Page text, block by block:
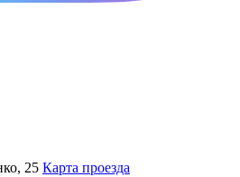
25 Карта проезда